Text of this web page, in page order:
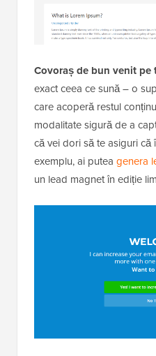
Covoraș de bun venit pe
exact ceea ce sună – o
care acoperă restul
modalitate sigură de a
că vei dori să te asiguri că
exemplu, ai putea genera
un lead magnet în ediție